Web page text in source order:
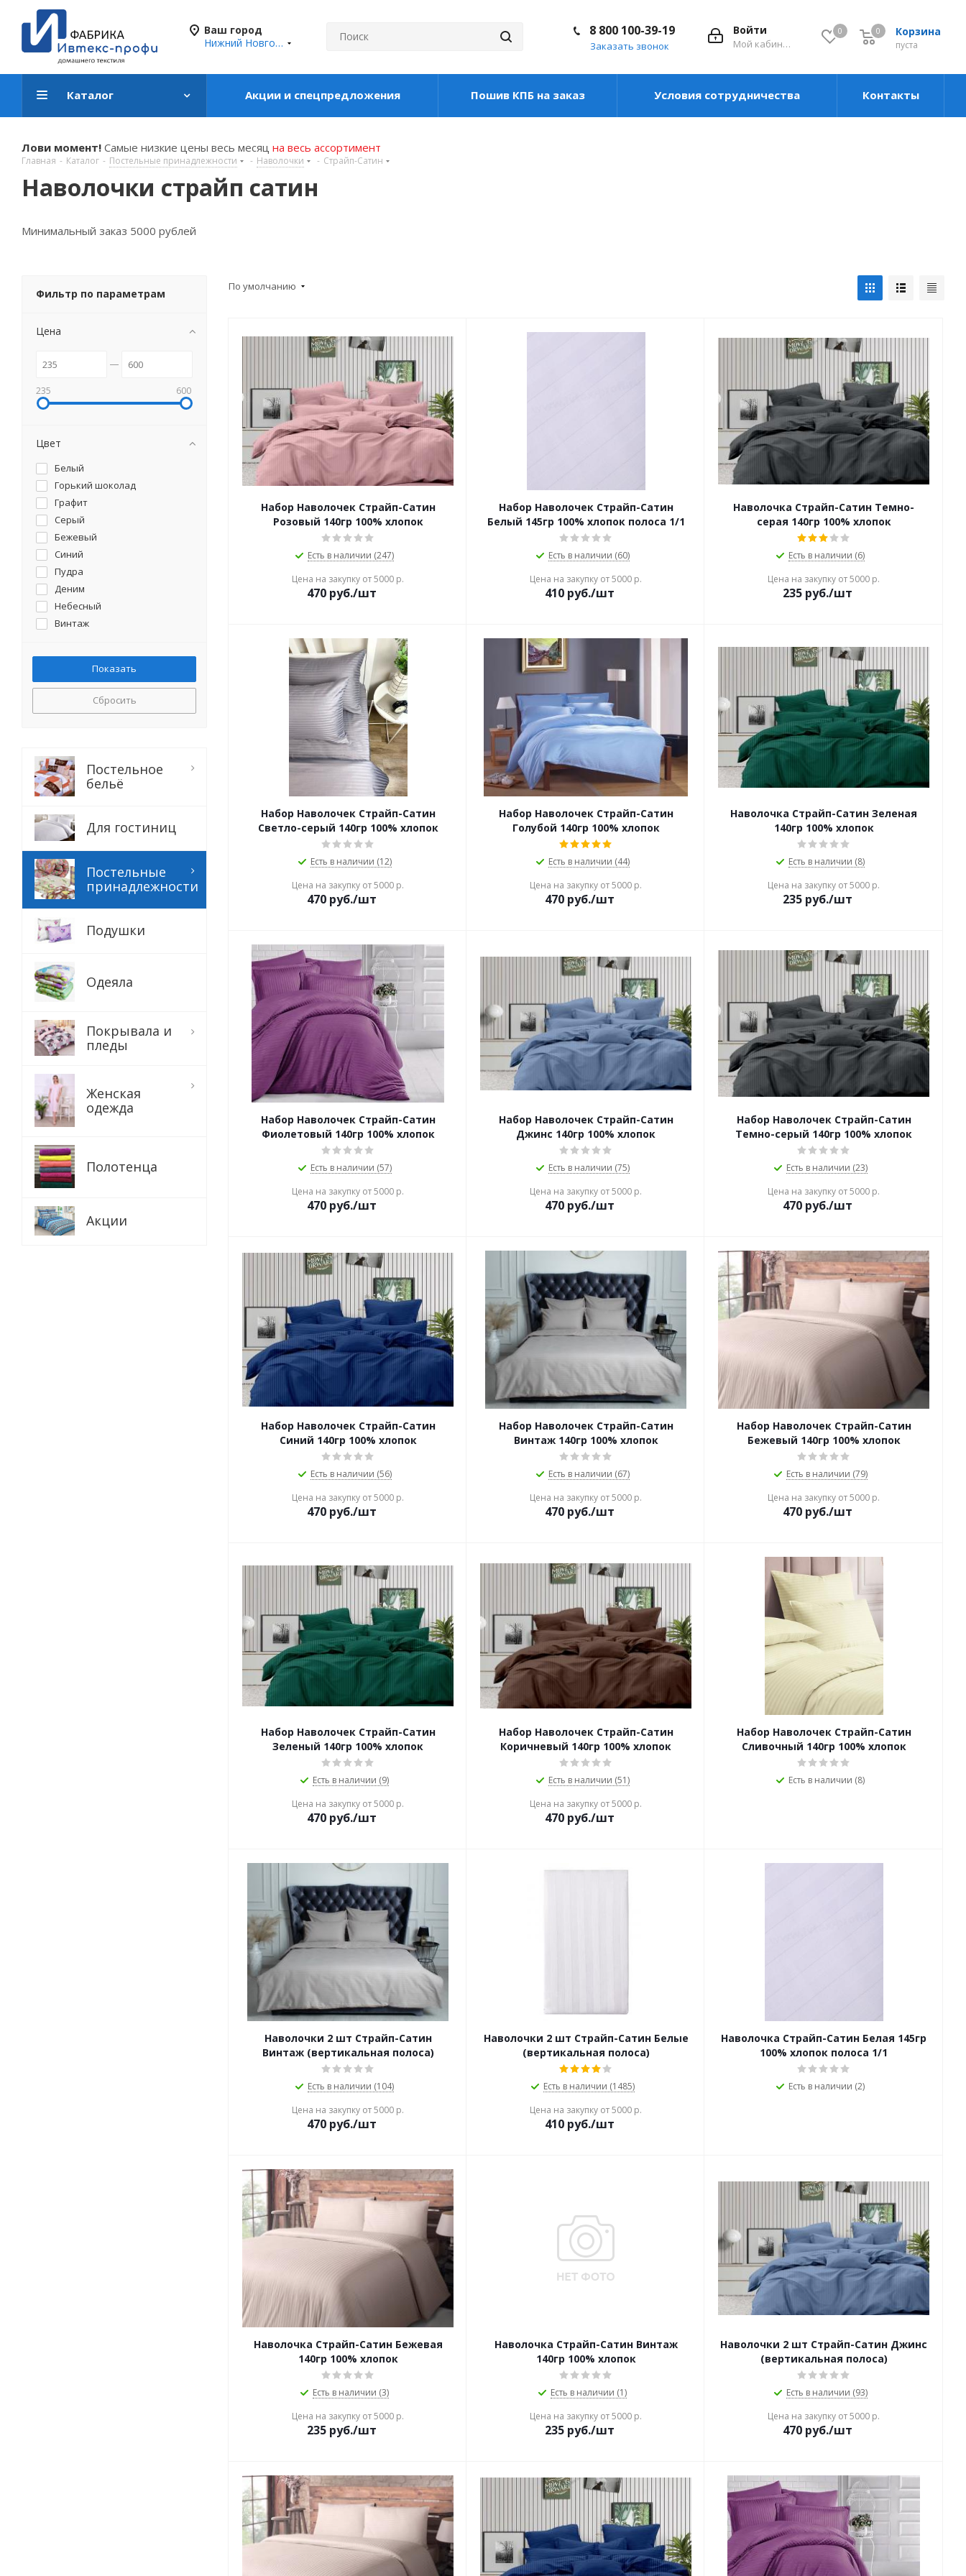
Ваш город
Нижний Новгород
0 Корзина
0
пуста
0
Войти
Мой кабинет
8 800 100-39-19
Заказать звонок
Каталог Акции и спецпредложения Пошив КПБ на заказ Условия сотрудничества Контакты
Лови момент! Самые низкие цены весь месяц на весь ассортимент
Главная - Каталог - Постельные принадлежности - Наволочки - Страйп-Сатин
Наволочки страйп сатин
Минимальный заказ 5000 рублей
По умолчанию
Набор Наволочек Страйп-Сатин
Розовый 140гр 100% хлопок
Есть в наличии (247)
Цена на закупку от 5000 р.
470 руб./шт
Набор Наволочек Страйп-Сатин
Белый 145гр 100% хлопок полоса 1/1
Есть в наличии (60)
Цена на закупку от 5000 р.
410 руб./шт
Наволочка Страйп-Сатин Темно-
серая 140гр 100% хлопок
Есть в наличии (6)
Цена на закупку от 5000 р.
235 руб./шт
Набор Наволочек Страйп-Сатин
Светло-серый 140гр 100% хлопок
Есть в наличии (12)
Цена на закупку от 5000 р.
470 руб./шт
Набор Наволочек Страйп-Сатин
Голубой 140гр 100% хлопок
Есть в наличии (44)
Цена на закупку от 5000 р.
470 руб./шт
Наволочка Страйп-Сатин Зеленая
140гр 100% хлопок
Есть в наличии (8)
Цена на закупку от 5000 р.
235 руб./шт
Набор Наволочек Страйп-Сатин
Фиолетовый 140гр 100% хлопок
Есть в наличии (57)
Цена на закупку от 5000 р.
470 руб./шт
Набор Наволочек Страйп-Сатин
Джинс 140гр 100% хлопок
Есть в наличии (75)
Цена на закупку от 5000 р.
470 руб./шт
Набор Наволочек Страйп-Сатин
Темно-серый 140гр 100% хлопок
Есть в наличии (23)
Цена на закупку от 5000 р.
470 руб./шт
Набор Наволочек Страйп-Сатин
Синий 140гр 100% хлопок
Есть в наличии (56)
Цена на закупку от 5000 р.
470 руб./шт
Набор Наволочек Страйп-Сатин
Винтаж 140гр 100% хлопок
Есть в наличии (67)
Цена на закупку от 5000 р.
470 руб./шт
Набор Наволочек Страйп-Сатин
Бежевый 140гр 100% хлопок
Есть в наличии (79)
Цена на закупку от 5000 р.
470 руб./шт
Набор Наволочек Страйп-Сатин
Зеленый 140гр 100% хлопок
Есть в наличии (9)
Цена на закупку от 5000 р.
470 руб./шт
Набор Наволочек Страйп-Сатин
Коричневый 140гр 100% хлопок
Есть в наличии (51)
Цена на закупку от 5000 р.
470 руб./шт
Набор Наволочек Страйп-Сатин
Сливочный 140гр 100% хлопок
Есть в наличии (8)
Наволочки 2 шт Страйп-Сатин
Винтаж (вертикальная полоса)
Есть в наличии (104)
Цена на закупку от 5000 р.
470 руб./шт
Наволочки 2 шт Страйп-Сатин Белые
(вертикальная полоса)
Есть в наличии (1485)
Цена на закупку от 5000 р.
410 руб./шт
Наволочка Страйп-Сатин Белая 145гр
100% хлопок полоса 1/1
Есть в наличии (2)
Наволочка Страйп-Сатин Бежевая
140гр 100% хлопок
Есть в наличии (3)
Цена на закупку от 5000 р.
235 руб./шт
Наволочка Страйп-Сатин Винтаж
140гр 100% хлопок
Есть в наличии (1)
Цена на закупку от 5000 р.
235 руб./шт
Наволочки 2 шт Страйп-Сатин Джинс
(вертикальная полоса)
Есть в наличии (93)
Цена на закупку от 5000 р.
470 руб./шт
Фильтр по параметрам
Цена
235 600
Цвет
Белый
Горький шоколад
Графит
Серый
Бежевый
Синий
Пудра
Деним
Небесный
Винтаж
Изумруд
Сливочный
Сбросить
Постельное
бельё
Для гостиниц
Постельные
принадлежности
Подушки
Одеяла
Покрывала и
пледы
Женская
одежда
Полотенца
Акции